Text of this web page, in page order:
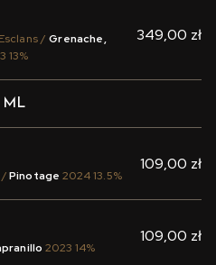
/Grenache,
13%
349,00 zł
ML
/Pinotage 2024 13.5%
109,00 zł
2023 14%
109,00 zł